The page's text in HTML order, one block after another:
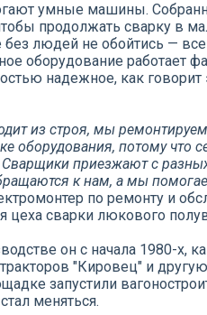
умные машины.
продолжать сварку в
людей не обойтись —
оборудование работает
надежное, как
из строя, мы
оборудования, потому что
приезжают с
к нам, а мы
по ремонту и
цеха сварки люкового
он с начала 1980-х,
"Кировец" и
запустили
меняться.